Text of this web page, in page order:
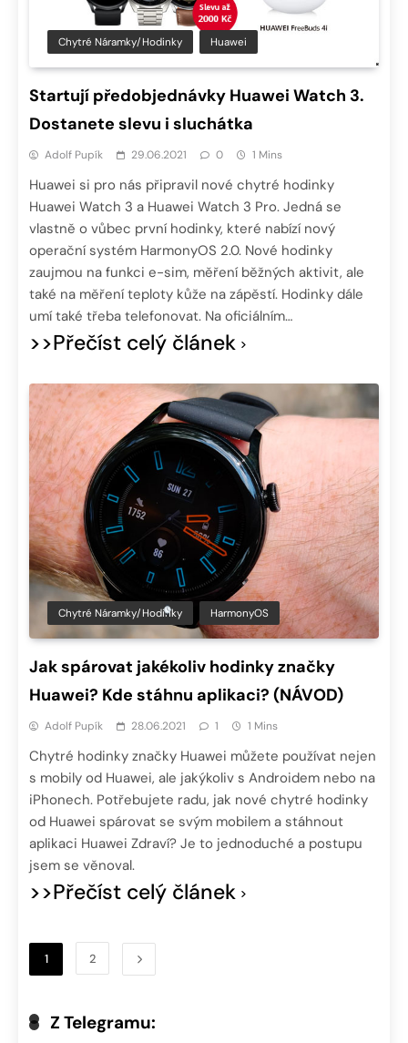
Chytré Náramky/hodinky Huawei
Startují předobjednávky Huawei Watch 3.
Dostanete slevu i sluchátka
Adolf Pupík 29.06.2021 0 1 Mins
Huawei si pro nás připravil nové chytré hodinky
Huawei Watch 3 a Huawei Watch 3 Pro. Jedná se
vlastně o vůbec první hodinky, které nabízí nový
operační systém HarmonyOS 2.0. Nové hodinky
zaujmou na funkci e-sim, měření běžných aktivit, ale
také na měření teploty kůže na zápěstí. Hodinky dále
umí také třeba telefonovat. Na oficiálním…
>>Přečíst celý článek
Chytré Náramky/hodinky HarmonyOS
Jak spárovat jakékoliv hodinky značky
Huawei? Kde stáhnu aplikaci? (NÁVOD)
Adolf Pupík 28.06.2021 1 1 Mins
Chytré hodinky značky Huawei můžete používat nejen
s mobily od Huawei, ale jakýkoliv s Androidem nebo na
iPhonech. Potřebujete radu, jak nové chytré hodinky
od Huawei spárovat se svým mobilem a stáhnout
aplikaci Huawei Zdraví? Je to jednoduché a postupu
jsem se věnoval.
>>Přečíst celý článek
1 2
Z Telegramu: